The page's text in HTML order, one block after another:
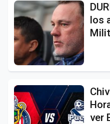
los
ver